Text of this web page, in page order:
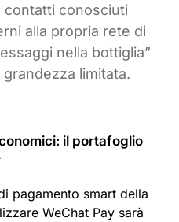
contatti conosciuti
alla propria rete di
nella bottiglia”
limitata.
il portafoglio
pagamento smart della
WeChat Pay sarà